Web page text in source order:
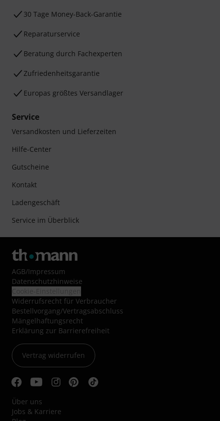
30 Tage Money-Back-Garantie
Reparaturservice
Beratung durch Fachexperten
Zufriedenheitsgarantie
Europas größtes Versandlager
Service
Versandkosten und Lieferzeiten
Hilfe-Center
Gutscheine
Kontakt
Ladengeschäft
Service im Überblick
AGB/Impressum
Datenschutzhinweise
Widerrufsrecht für Verbraucher
Bestellvorgang/Vertragsabschluss
Mängelhaftungsrecht
Erklärung zur Barrierefreiheit
Vertrag widerrufen
Über uns
Jobs & Karriere